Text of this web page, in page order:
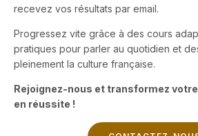
recevez vos résultats par email.
Progressez vite grâce à des cours
pratiques pour parler au quotidien et
pleinement la culture française.
Rejoignez-nous et transformez
en réussite !